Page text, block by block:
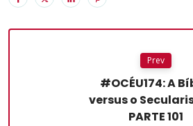
Prev
#OCÉU174: A
versus o
PARTE 101